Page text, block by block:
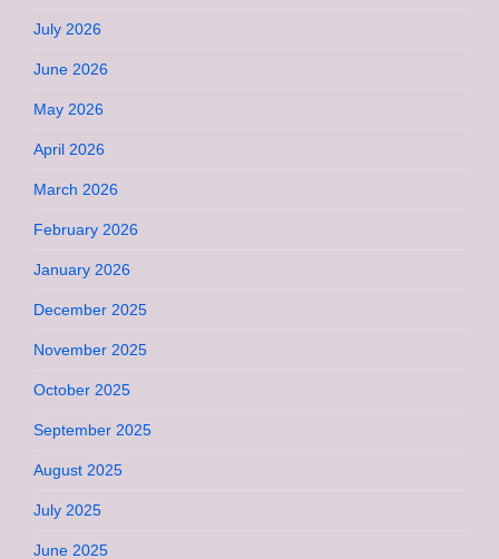
July 2026
June 2026
May 2026
April 2026
March 2026
February 2026
January 2026
December 2025
November 2025
October 2025
September 2025
August 2025
July 2025
June 2025